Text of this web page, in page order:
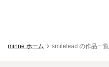
minne ホーム smilelead の作品一覧